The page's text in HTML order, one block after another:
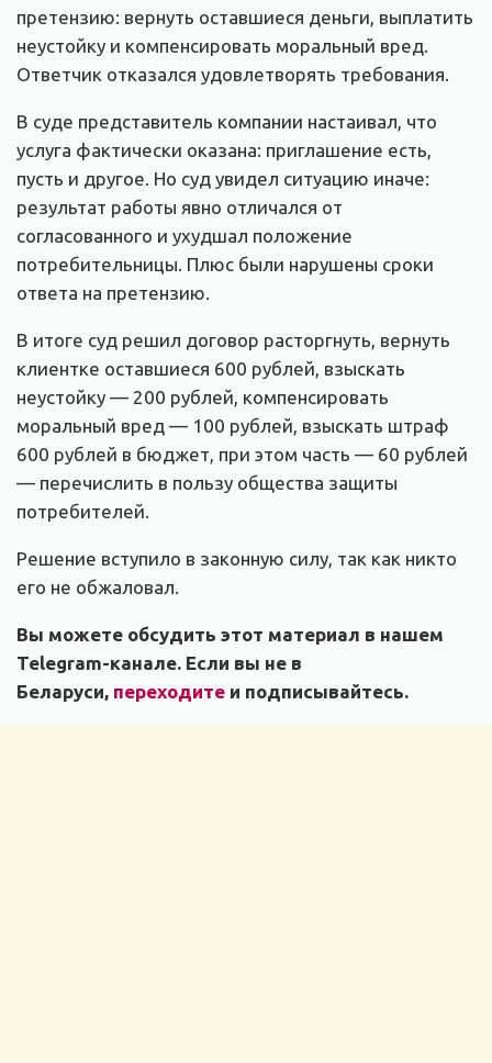
претензию: вернуть оставшиеся деньги, выплатить
неустойку и компенсировать моральный вред.
Ответчик отказался удовлетворять требования.
В суде представитель компании настаивал, что
услуга фактически оказана: приглашение есть,
пусть и другое. Но суд увидел ситуацию иначе:
результат работы явно отличался от
согласованного и ухудшал положение
потребительницы. Плюс были нарушены сроки
ответа на претензию.
В итоге суд решил договор расторгнуть, вернуть
клиентке оставшиеся 600 рублей, взыскать
неустойку — 200 рублей, компенсировать
моральный вред — 100 рублей, взыскать штраф
600 рублей в бюджет, при этом часть — 60 рублей
— перечислить в пользу общества защиты
потребителей.
Решение вступило в законную силу, так как никто
его не обжаловал.
Вы можете обсудить этот материал в нашем
Telegram-канале. Если вы не в
Беларуси, переходите и подписывайтесь.